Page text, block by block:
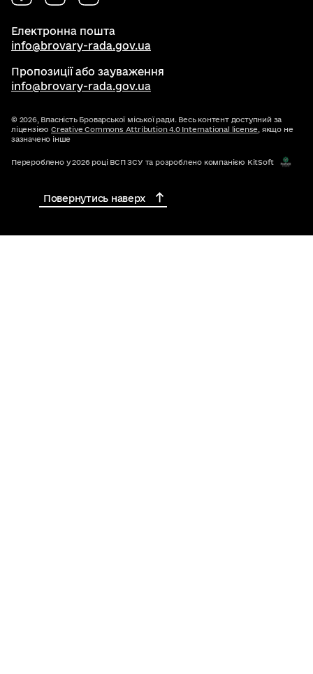
Електронна пошта
info@brovary-rada.gov.ua
Пропозиції або зауваження
info@brovary-rada.gov.ua
© 2026, Власність Броварської міської ради. Весь контент доступний за
ліцензією Creative Commons Attribution 4.0 International license , якщо не
зазначено інше
Перероблено у 2026 році ВСП ЗСУ та розроблено компанією KitSoft
Повернутись наверх